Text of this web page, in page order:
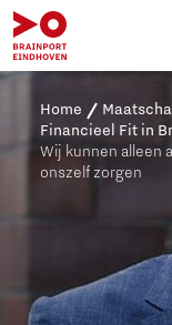
Home
Financieel Fit in
Wij kunnen alleen
onszelf zorgen